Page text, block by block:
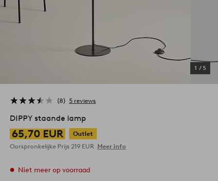
1 / 5
8 5 reviews
DIPPY staande lamp
65,70 EUR
Outlet
Oorspronkelijke Prijs 219 EUR Meer info
Niet meer op voorraad